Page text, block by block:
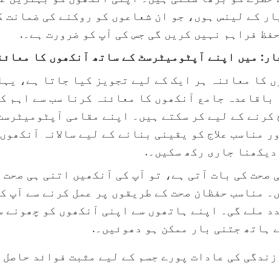
کے لینس ہوں، جو ان شعاعوں کو روکنے کی
فراہم نہیں کریں گی جس کی آپ کو ضرورت ہے۔.
کا معائنہ ہر ایک کے لیے تجویز کیا جاتا ہے،
باقاعدہ جامع آنکھوں کا معائنہ کرنا سب سے اہم
کرنے کے لیے کر سکتے ہیں۔ اپنے مقامی
مناسب علاج کو یقینی بنانے کے لیے سالانہ
جاری رکھ سکیں۔.
صحت کی بات آتی ہے، تو آپ کی آنکھیں اتنی ہی
مناسب حفظان صحت کے طریقوں پر عمل کرنے سے آپ
ملے گی۔ اپنے ہاتھوں سے اپنی آنکھوں کو چھونے
ہاتھ جتنی بار ممکن ہو دھوئیں۔.
کی عادات پورے جسم کے لیے مثبت فوائد